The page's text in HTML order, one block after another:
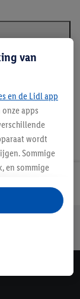
van
en de Lidl app
apps
wordt
Sommige
en sommige
en
diensten.
ook voor de